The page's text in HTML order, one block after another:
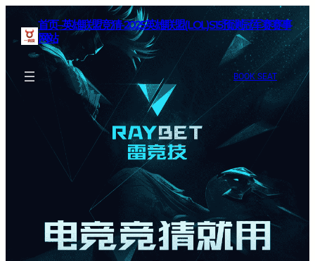
首页–英雄联盟竞猜-2025英雄联盟(LOL)S15预测冠军赛赛事
网站
BOOK SEAT